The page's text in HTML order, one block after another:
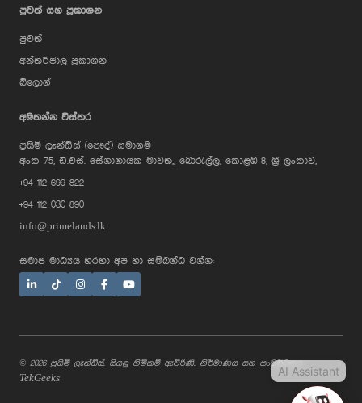
පුවත් සහ ප්‍රකාශන
පුවත්
අන්තර්ජාල ප්‍රකාශන
බ්ලොග්
අමතන්න විස්තර
ප්‍රයිම් ලෑන්ඩ්ස් (පෞද්) සමාගම
අංක 75, ඩී.එස්. සේනානායක මාවත,, බොරැල්ල, කොළඹ 8, ශ්‍රී ලංකාව,
+94 112 699 822
+94 112 030 890
info@primelands.lk
සමාජ මාධ්‍යය හරහා අප හා සම්බන්ධ වන්න:
© 2026 ප්‍රයිම් ලෑන්ඩ්ස්. සියලු හිමිකම් ඇවිරිණි. නිර්මාණය සහ සංවර්ධනය
TekGeeks
AI Assistant
Hi, I'm Prime Bee, Your AI